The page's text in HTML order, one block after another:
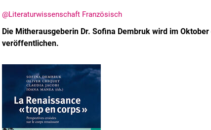
@Literaturwissenschaft Französisch
Die Mitherausgeberin Dr. Sofina Dembruk wird im
veröffentlichen.